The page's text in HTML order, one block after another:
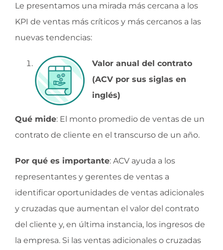
Le presentamos una mirada más cercana a los
KPI de ventas más críticos y más cercanos a las
nuevas tendencias:
Valor anual del contrato
(ACV por sus siglas en
inglés)
Qué mide: El monto promedio de ventas de un
contrato de cliente en el transcurso de un año.
Por qué es importante: ACV ayuda a los
representantes y gerentes de ventas a
identificar oportunidades de ventas adicionales
y cruzadas que aumentan el valor del contrato
del cliente y, en última instancia, los ingresos de
la empresa. Si las ventas adicionales o cruzadas